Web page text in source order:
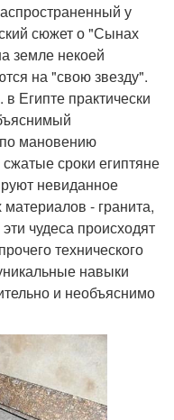
у
сюжет о "Сынах
земле некоей
на "свою звезду".
Египте практически
мановению
сроки египтяне
невиданное
- гранита,
чудеса происходят
технического
навыки
и необъяснимо